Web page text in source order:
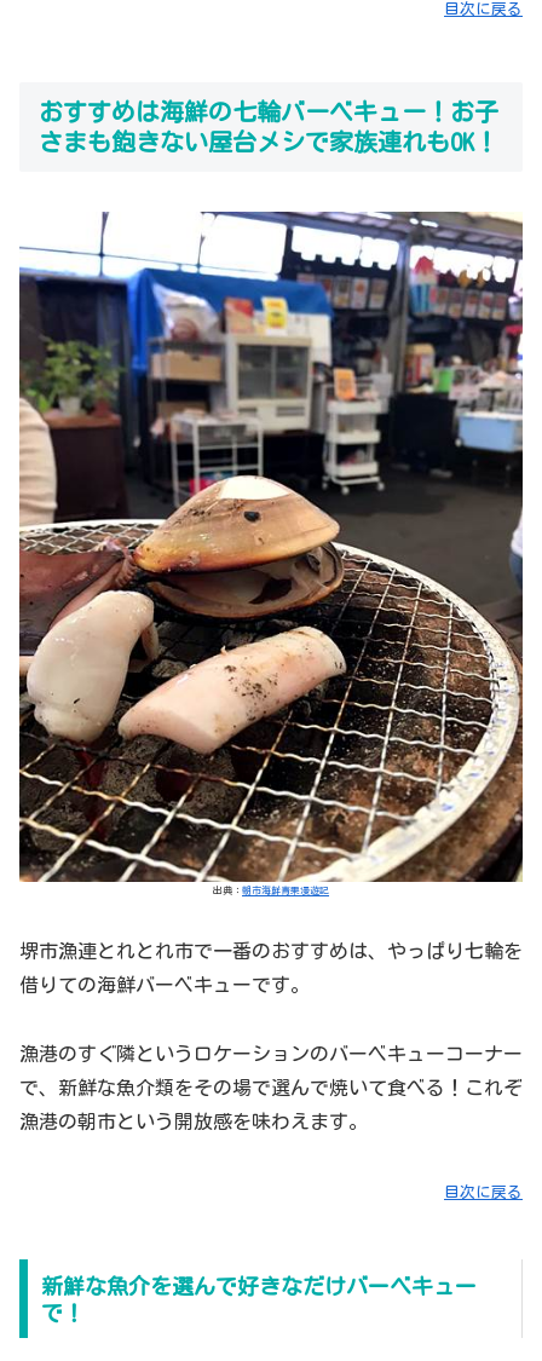
目次に戻る
おすすめは海鮮の七輪バーベキュー！お子
さまも飽きない屋台メシで家族連れもOK！
出典： 朝市海鮮青果漫遊記
堺市漁連とれとれ市で一番のおすすめは、やっぱり七輪を
借りての海鮮バーベキューです。
漁港のすぐ隣というロケーションのバーベキューコーナー
で、新鮮な魚介類をその場で選んで焼いて食べる！これぞ
漁港の朝市という開放感を味わえます。
目次に戻る
新鮮な魚介を選んで好きなだけバーベキュー
で！